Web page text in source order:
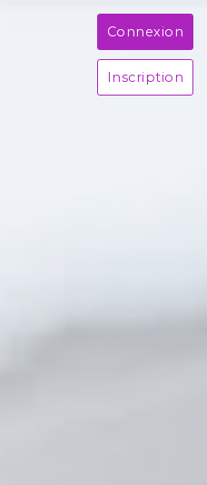
Connexion
Inscription